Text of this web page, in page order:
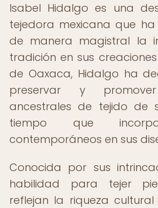
Isabel Hidalgo es una
tejedora mexicana que
de manera magistral la
tradición en sus
de Oaxaca, Hidalgo ha
preservar y
ancestrales de tejido de
tiempo que
contemporáneos en sus
Conocida por sus
habilidad para tejer
reflejan la riqueza cultural